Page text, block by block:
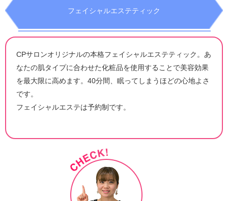
フェイシャルエステティック
CPサロンオリジナルの本格フェイシャルエステティック。あ
なたの肌タイプに合わせた化粧品を使用することで美容効果
を最大限に高めます。40分間、眠ってしまうほどの心地よさ
です。
フェイシャルエステは予約制です。